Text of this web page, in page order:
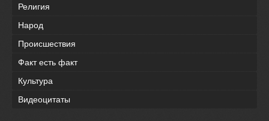
Религия
Народ
Происшествия
Факт есть факт
Культура
Видеоцитаты